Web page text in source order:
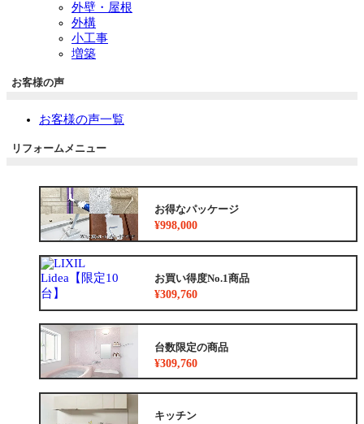
外壁・屋根
外構
小工事
増築
お客様の声
お客様の声一覧
リフォームメニュー
お得なパッケージ
¥998,000
お買い得度No.1商品
¥309,760
台数限定の商品
¥309,760
キッチン